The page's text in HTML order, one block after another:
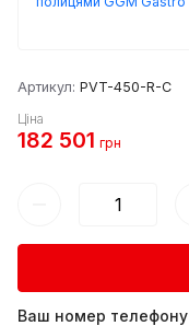
Артикул: PVT-450-R-C
Ціна
182 501 грн
Ваш номер телефону